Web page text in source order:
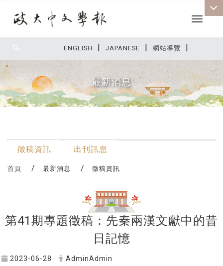
ENGLISH | JAPANESE | 網站導覽 |
Toggle
最新消息
徵稿資訊 出刊訊息
首頁 最新消息 徵稿資訊
第41期專題徵稿：先秦兩漢文獻中的昔
日記憶
2023-06-28 AdminAdmin